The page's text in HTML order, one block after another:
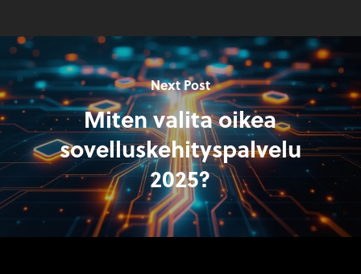
Next Post
Miten valita oikea
sovelluskehityspalvelu
2025?